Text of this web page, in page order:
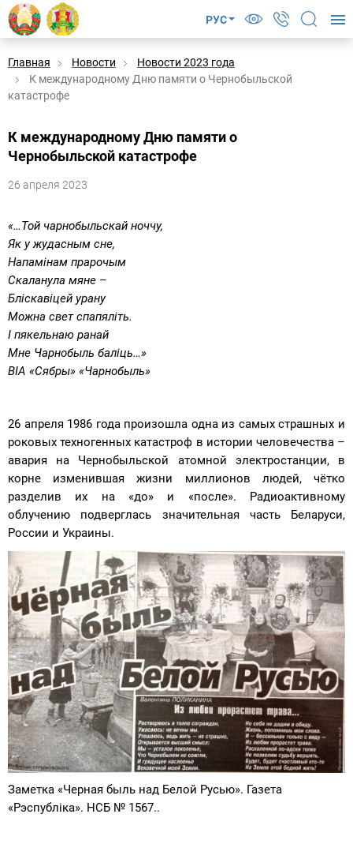
РУС
Главная Новости
Новости 2023 года
К международному Дню памяти о Чернобыльской
катастрофе
К международному Дню памяти о
Чернобыльской катастрофе
26 апреля 2023
«…Той чарнобыльскай ноччу,
Як у жудасным сне,
Напамінам прарочым
Скаланула мяне –
Бліскавіцей урану
Можна свет спапяліть.
І пякельнаю ранай
Мне Чарнобыль баліць…»
ВІА «Сябры» «Чарнобыль»
26 апреля 1986 года произошла одна из самых страшных и
роковых техногенных катастроф в истории человечества –
авария на Чернобыльской атомной электростанции, в
корне изменившая жизни миллионов людей, чётко
разделив их на «до» и «после». Радиоактивному
облучению подверглась значительная часть Беларуси,
России и Украины.
Заметка «Черная быль над Белой Русью». Газета
«Рэспубліка». НСБ № 1567..